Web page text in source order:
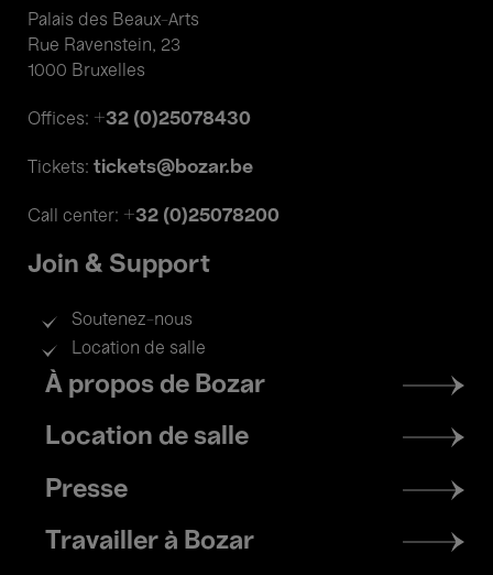
Palais des Beaux-Arts
Rue Ravenstein, 23
1000 Bruxelles
Offices: +32 (0)25078430
Tickets: tickets@bozar.be
Call center: +32 (0)25078200
Join & Support
Soutenez-nous
Location de salle
Footer
menu
À propos de Bozar
Location de salle
Presse
Travailler à Bozar